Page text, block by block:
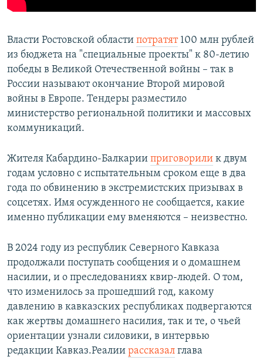
Власти Ростовской области потратят100 млн рублей
из бюджета на "специальные проекты" к 80-летию
победы в Великой Отечественной войны – так в
России называют окончание Второй мировой
войны в Европе. Тендеры разместило
министерство региональной политики и массовых
коммуникаций.
Жителя Кабардино-Балкарии приговорили к двум
годам условно с испытательным сроком еще в два
года по обвинению в экстремистских призывах в
соцсетях. Имя осужденного не сообщается, какие
именно публикации ему вменяются – неизвестно.
В 2024 году из республик Северного Кавказа
продолжали поступать сообщения и о домашнем
насилии, и о преследованиях квир-людей. О том,
что изменилось за прошедший год, какому
давлению в кавказских республиках подвергаются
как жертвы домашнего насилия, так и те, о чьей
ориентации узнали силовики, в интервью
редакции Кавказ.Реалии рассказал глава